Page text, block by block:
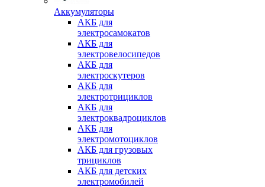
Аккумуляторы
АКБ для
электросамокатов
АКБ для
электровелосипедов
АКБ для
электроскутеров
АКБ для
электротрициклов
АКБ для
электроквадроциклов
АКБ для
электромотоциклов
АКБ для грузовых
трициклов
АКБ для детских
электромобилей